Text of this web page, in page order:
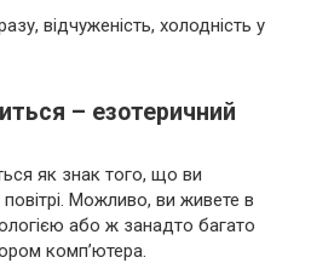
відчуженість, холодність у
– езотеричний
як знак того, що ви
Можливо, ви живете в
або ж занадто багато
комп’ютера.